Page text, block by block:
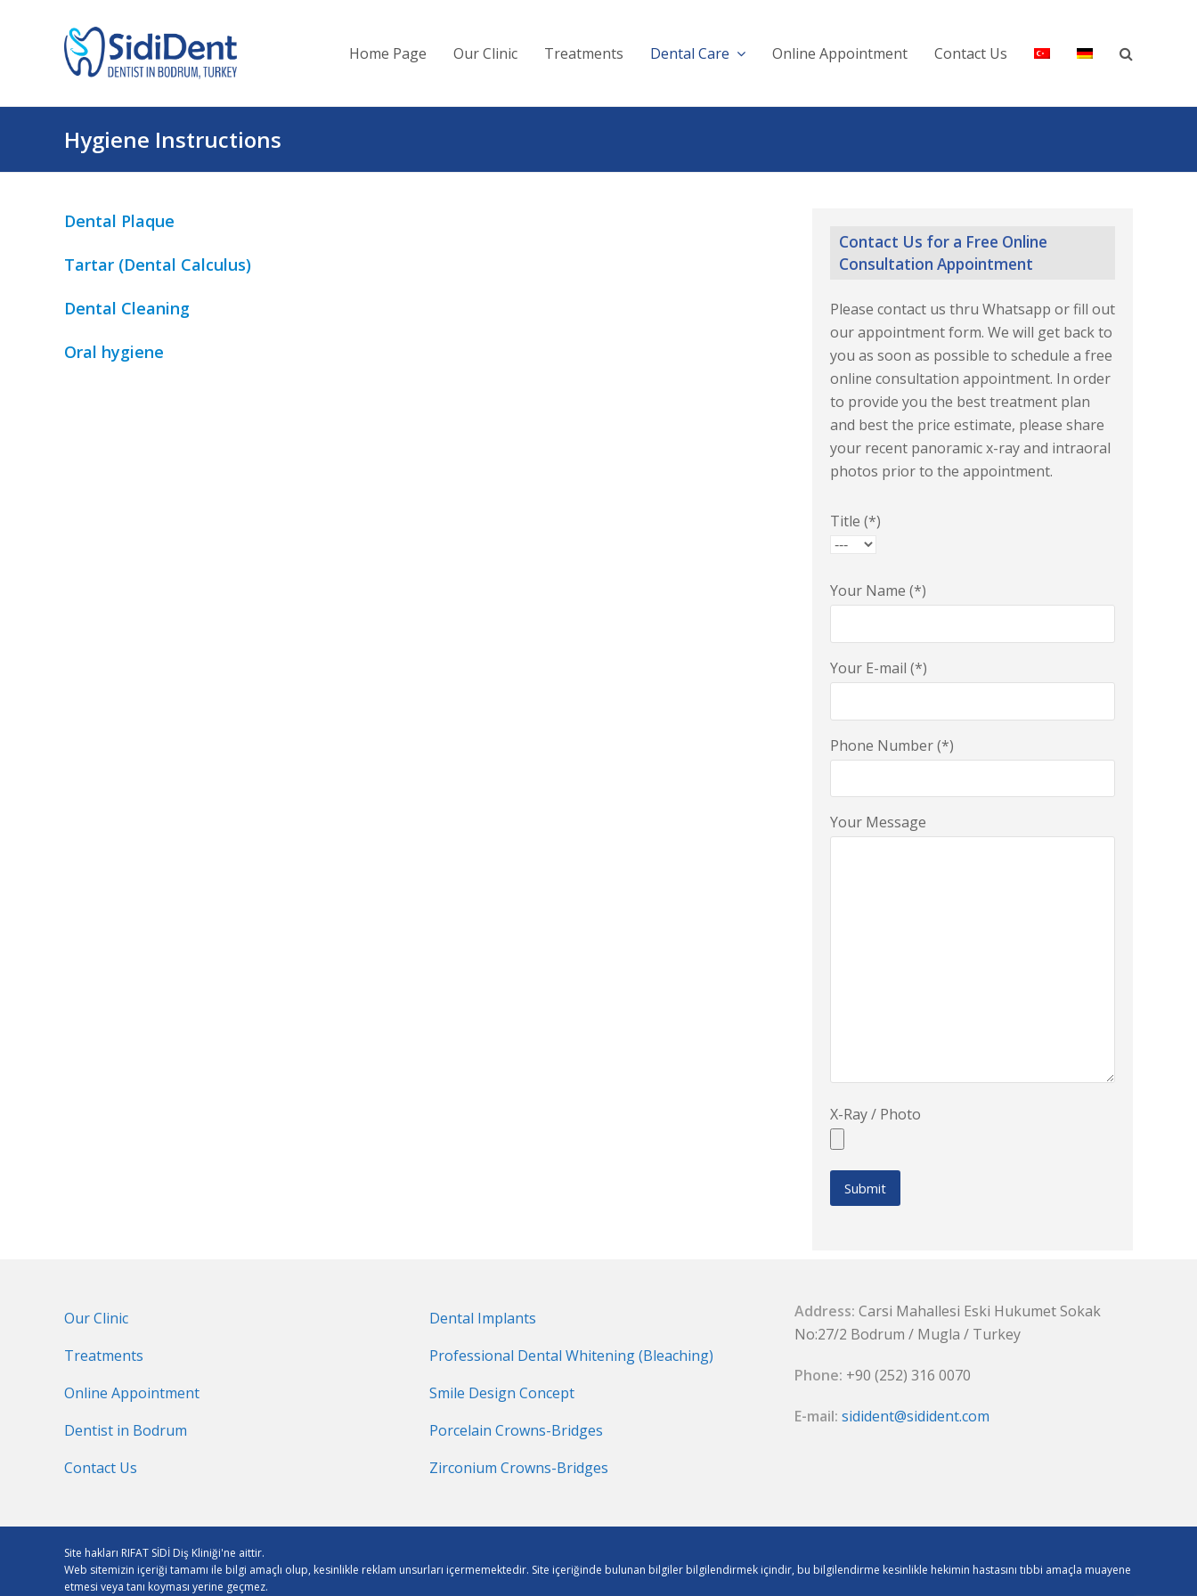
Home Page Our Clinic Treatments Dental Care Online Appointment Contact Us
Hygiene Instructions
Dental Plaque
Tartar (Dental Calculus)
Dental Cleaning
Oral hygiene
Contact Us for a Free Online
Consultation Appointment
Please contact us thru Whatsapp or fill out
our appointment form. We will get back to
you as soon as possible to schedule a free
online consultation appointment. In order
to provide you the best treatment plan
and best the price estimate, please share
your recent panoramic x-ray and intraoral
photos prior to the appointment.
Title (*)
Your Name (*)
Your E-mail (*)
Phone Number (*)
Your Message
X-Ray / Photo
Our Clinic
Treatments
Online Appointment
Dentist in Bodrum
Contact Us
Dental Implants
Professional Dental Whitening (Bleaching)
Smile Design Concept
Porcelain Crowns-Bridges
Zirconium Crowns-Bridges
Address: Carsi Mahallesi Eski Hukumet Sokak
No:27/2 Bodrum / Mugla / Turkey
Phone: +90 (252) 316 0070
E-mail: sidident@sidident.com
Site hakları RIFAT SİDİ Diş Kliniği'ne aittir.
Web sitemizin içeriği tamamı ile bilgi amaçlı olup, kesinlikle reklam unsurları içermemektedir. Site içeriğinde bulunan bilgiler bilgilendirmek içindir, bu bilgilendirme kesinlikle hekimin hastasını tıbbi amaçla muayene
etmesi veya tanı koyması yerine geçmez.